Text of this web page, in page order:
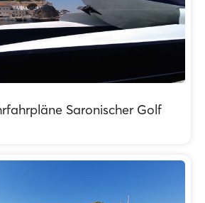
Saronischer Golf